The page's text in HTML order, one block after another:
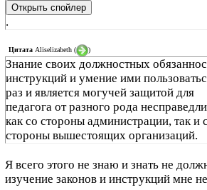
.
Цитата Aliselizabeth ( )
Знание своих должностных
инструкций и умение ими
раз и является могучей защитой для
педагога от разного рода
как со стороны администрации, так и
стороны вышестоящих организаций.
Я всего этого не знаю и знать не
изучение законов и инструкций мне не